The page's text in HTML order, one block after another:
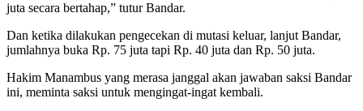
juta secara bertahap,” tutur Bandar.
Dan ketika dilakukan pengecekan di mutasi keluar, lanjut Bandar,
jumlahnya buka Rp. 75 juta tapi Rp. 40 juta dan Rp. 50 juta.
Hakim Manambus yang merasa janggal akan jawaban saksi Bandar
ini, meminta saksi untuk mengingat-ingat kembali.